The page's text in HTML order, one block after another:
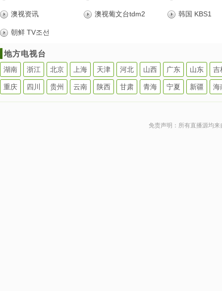
澳视资讯 澳视葡文台tdm2 韩国 KBS1
朝鲜 TV조선
地方电视台
湖南 浙江 北京 上海 天津 河北 山西 广东 山东 吉
重庆 四川 贵州 云南 陕西 甘肃 青海 宁夏 新疆 海
免责声明：所有直播源均